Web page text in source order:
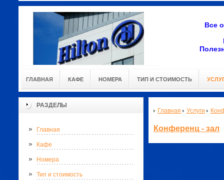
Все
ГЛАВНАЯ КАФЕ НОМЕРА ТИП И СТОИМОСТЬ
РАЗДЕЛЫ
Главная
Кафе
Номера
Тип и стоимость
Главная Услуги
Конференц - зал